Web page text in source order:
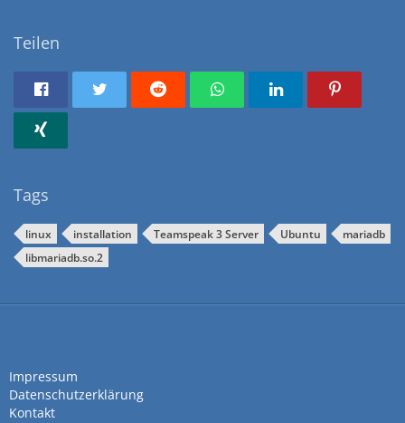
Teilen
Tags
linux installation Teamspeak 3 Server Ubuntu
mariadb
libmariadb.so.2
Impressum
Datenschutzerklärung
Kontakt